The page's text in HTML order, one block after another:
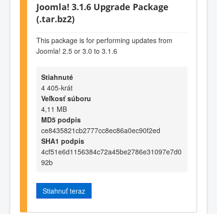
Joomla! 3.1.6 Upgrade Package
(.tar.bz2)
This package is for performing updates from
Joomla! 2.5 or 3.0 to 3.1.6
Stiahnuté
4 405-krát
Veľkosť súboru
4,11 MB
MD5 podpis
ce8435821cb2777cc8ec86a0ec90f2ed
SHA1 podpis
4cf51e6d1156384c72a45be2786e31097e7d0
92b
Stiahnuť teraz